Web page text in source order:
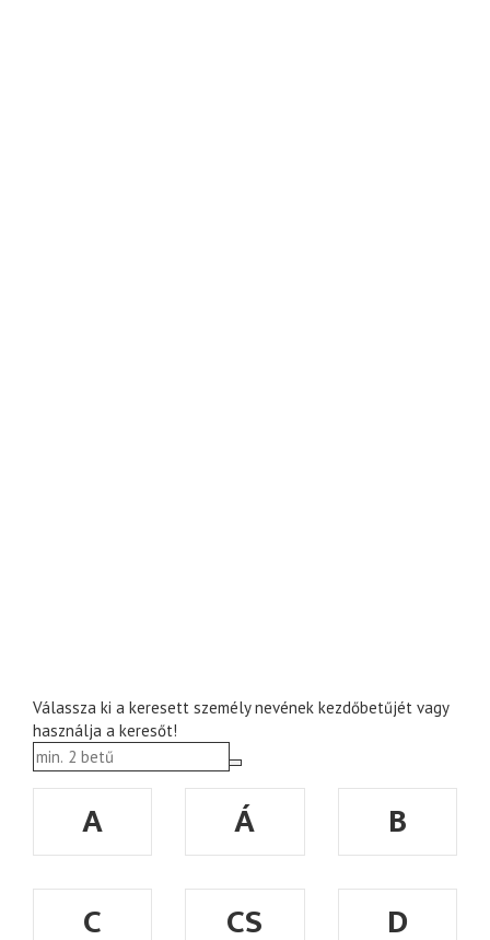
Válassza ki a keresett személy nevének kezdőbetűjét vagy
használja a keresőt!
A Á
B
C
CS
D